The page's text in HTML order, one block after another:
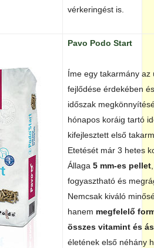
vérkeringést is.
Pavo Podo Start
Íme egy takarmány az
fejlődése érdekében
időszak
hónapos koráig tartó
kifejlesztett első
Etetését már 3 hetes
Állaga 5 mm-es pellet
fogyasztható és
Nemcsak kiváló
hanem megfelelő
összes vitamint és
életének első néhány